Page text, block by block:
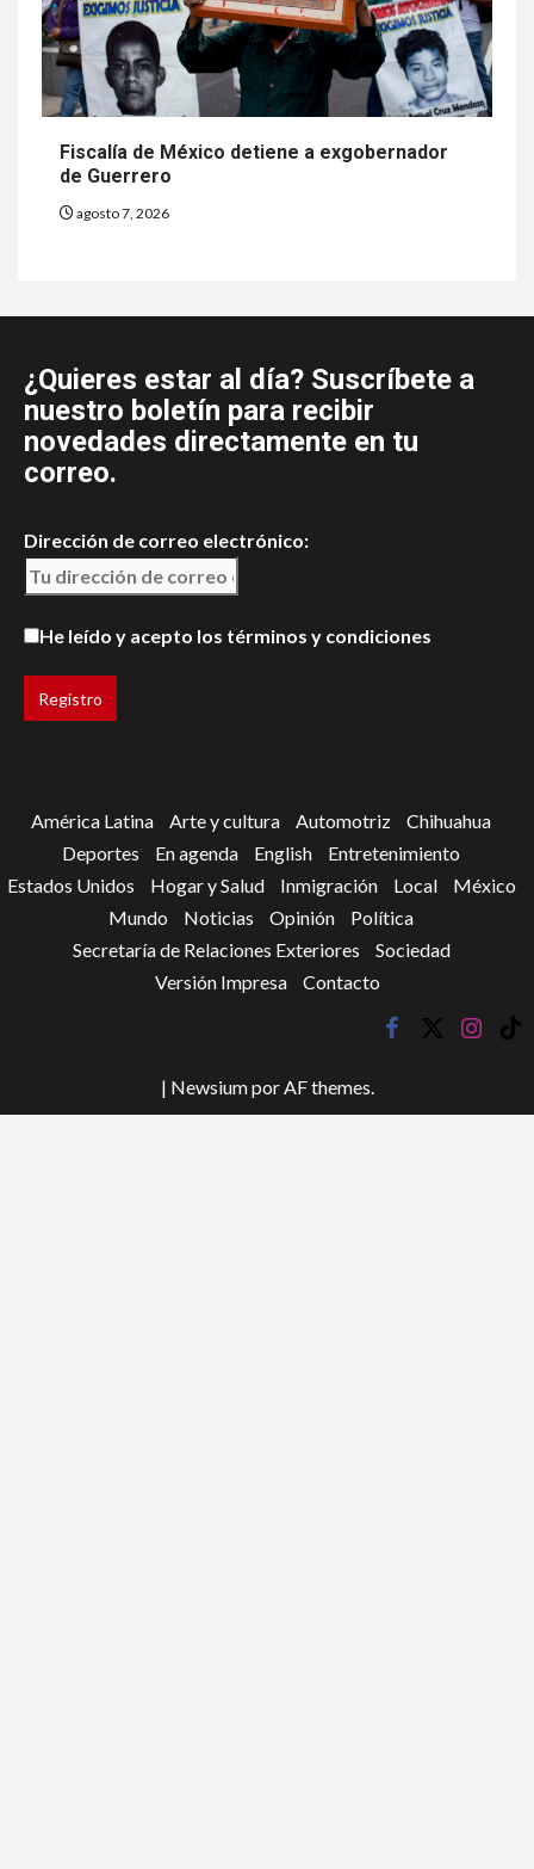
Fiscalía de México detiene a exgobernador
de Guerrero
agosto 7, 2026
¿Quieres estar al día? Suscríbete a
nuestro boletín para recibir
novedades directamente en tu
correo.
Dirección de correo electrónico:
He leído y acepto los términos y condiciones
América Latina Arte y cultura Automotriz
Chihuahua
Deportes
En agenda English
Entretenimiento
Estados Unidos
Hogar y Salud Inmigración Local
México
Mundo
Noticias Opinión
Política
Secretaría de Relaciones Exteriores
Sociedad
Versión Impresa
Contacto
facebook
twitter
tik
| Newsiumpor AF themes.